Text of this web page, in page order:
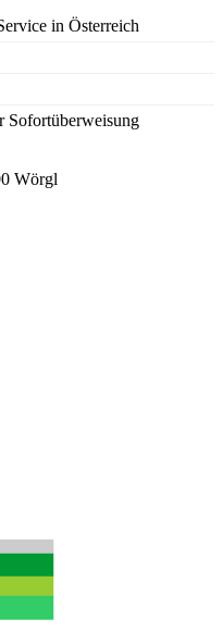
in Österreich
Sofortüberweisung
Wörgl